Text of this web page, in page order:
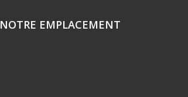
NOTRE EMPLACEMENT